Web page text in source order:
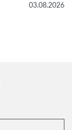
03.08.2026